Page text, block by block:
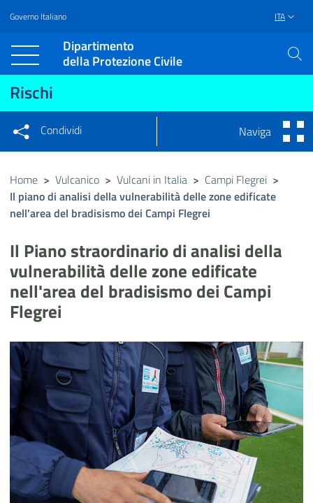
Vai al contenuto principale
Raggiungi il piè di pagina
Governo Italiano ITA
Dipartimento
della Protezione Civile
Rischi
Condividi su Facebook
Condividi su Twitter
Condividi su LinkedIn
Condividi
Condividi sui social network
Naviga
Home > Vulcanico > Vulcani in Italia > Campi Flegrei >
Il piano di analisi della vulnerabilità delle zone edificate
nell'area del bradisismo dei Campi Flegrei
Il Piano straordinario di analisi della
vulnerabilità delle zone edificate
nell'area del bradisismo dei Campi
Flegrei